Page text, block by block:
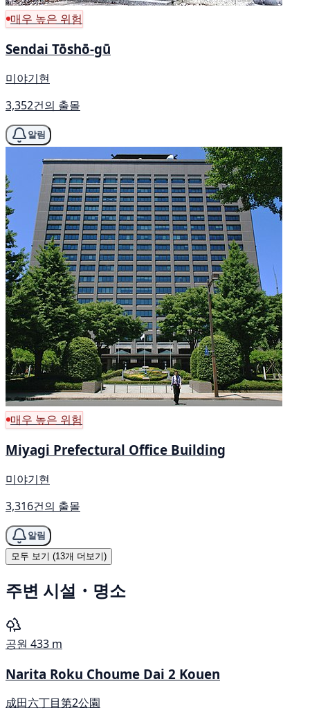
매우 높은 위험
Sendai Tōshō-gū
미야기현
3,352건의 출몰
알림
매우 높은 위험
Miyagi Prefectural Office Building
미야기현
3,316건의 출몰
알림
모두 보기 (13개 더보기)
주변 시설・명소
공원 433 m
Narita Roku Choume Dai 2 Kouen
成田六丁目第2公園